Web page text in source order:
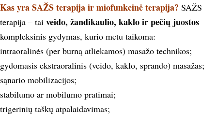
Kas yra SAŽS terapija ir miofunkcinė terapija? SAŽS
terapija – tai veido, žandikaulio, kaklo ir pečių juostos
kompleksinis gydymas, kurio metu taikoma:
intraoralinės (per burną atliekamos) masažo technikos;
gydomasis ekstraoralinis (veido, kaklo, sprando) masažas;
sąnario mobilizacijos;
stabilumo ar mobilumo pratimai;
trigerinių taškų atpalaidavimas;